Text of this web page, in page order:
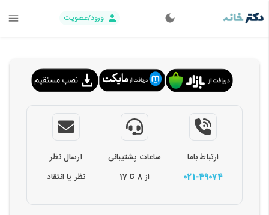
ورود/عضویت
ارتباط باما
021-49074
ساعات پشتیبانی
از 8 تا 17
ارسال نظر
نظر یا انتقاد